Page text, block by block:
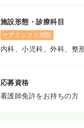
施設形態・診療科目
ケアミックス病院
内科、小児科、外科、整
応募資格
看護師免許をお持ちの方